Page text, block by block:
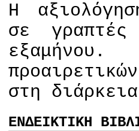
Η
σε
στη
ΕΝΔΕΙΚΤΙΚΗ